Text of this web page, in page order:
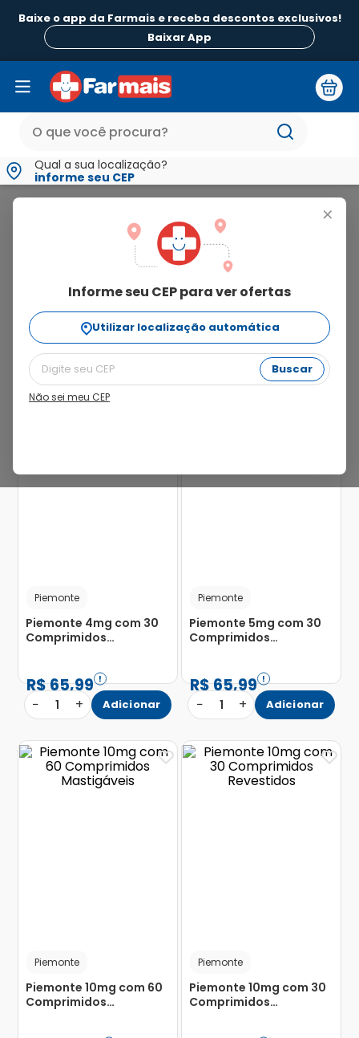
Baixe o app da Farmais e receba descontos exclusivos!
Baixar App
Qual a sua localização?
informe seu CEP
+
Informe seu CEP para ver ofertas
Utilizar localização automática
Buscar
Não sei meu CEP
Ordenar Por
relevância
15%
Piemonte
Piemonte 4mg com 30
Comprimidos
R$65,99
− 1 + Adicionar
Piemonte
Piemonte 5mg com 30
Comprimidos
R$65,99
− 1 + Adicionar
Piemonte
Piemonte 10mg com 60
Comprimidos
Piemonte
Piemonte 10mg com 30
Comprimidos